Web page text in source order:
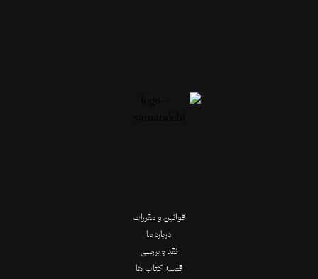
قوانین و مقررات
درباره ما
نقد و بررسی
قفسه کتاب ها